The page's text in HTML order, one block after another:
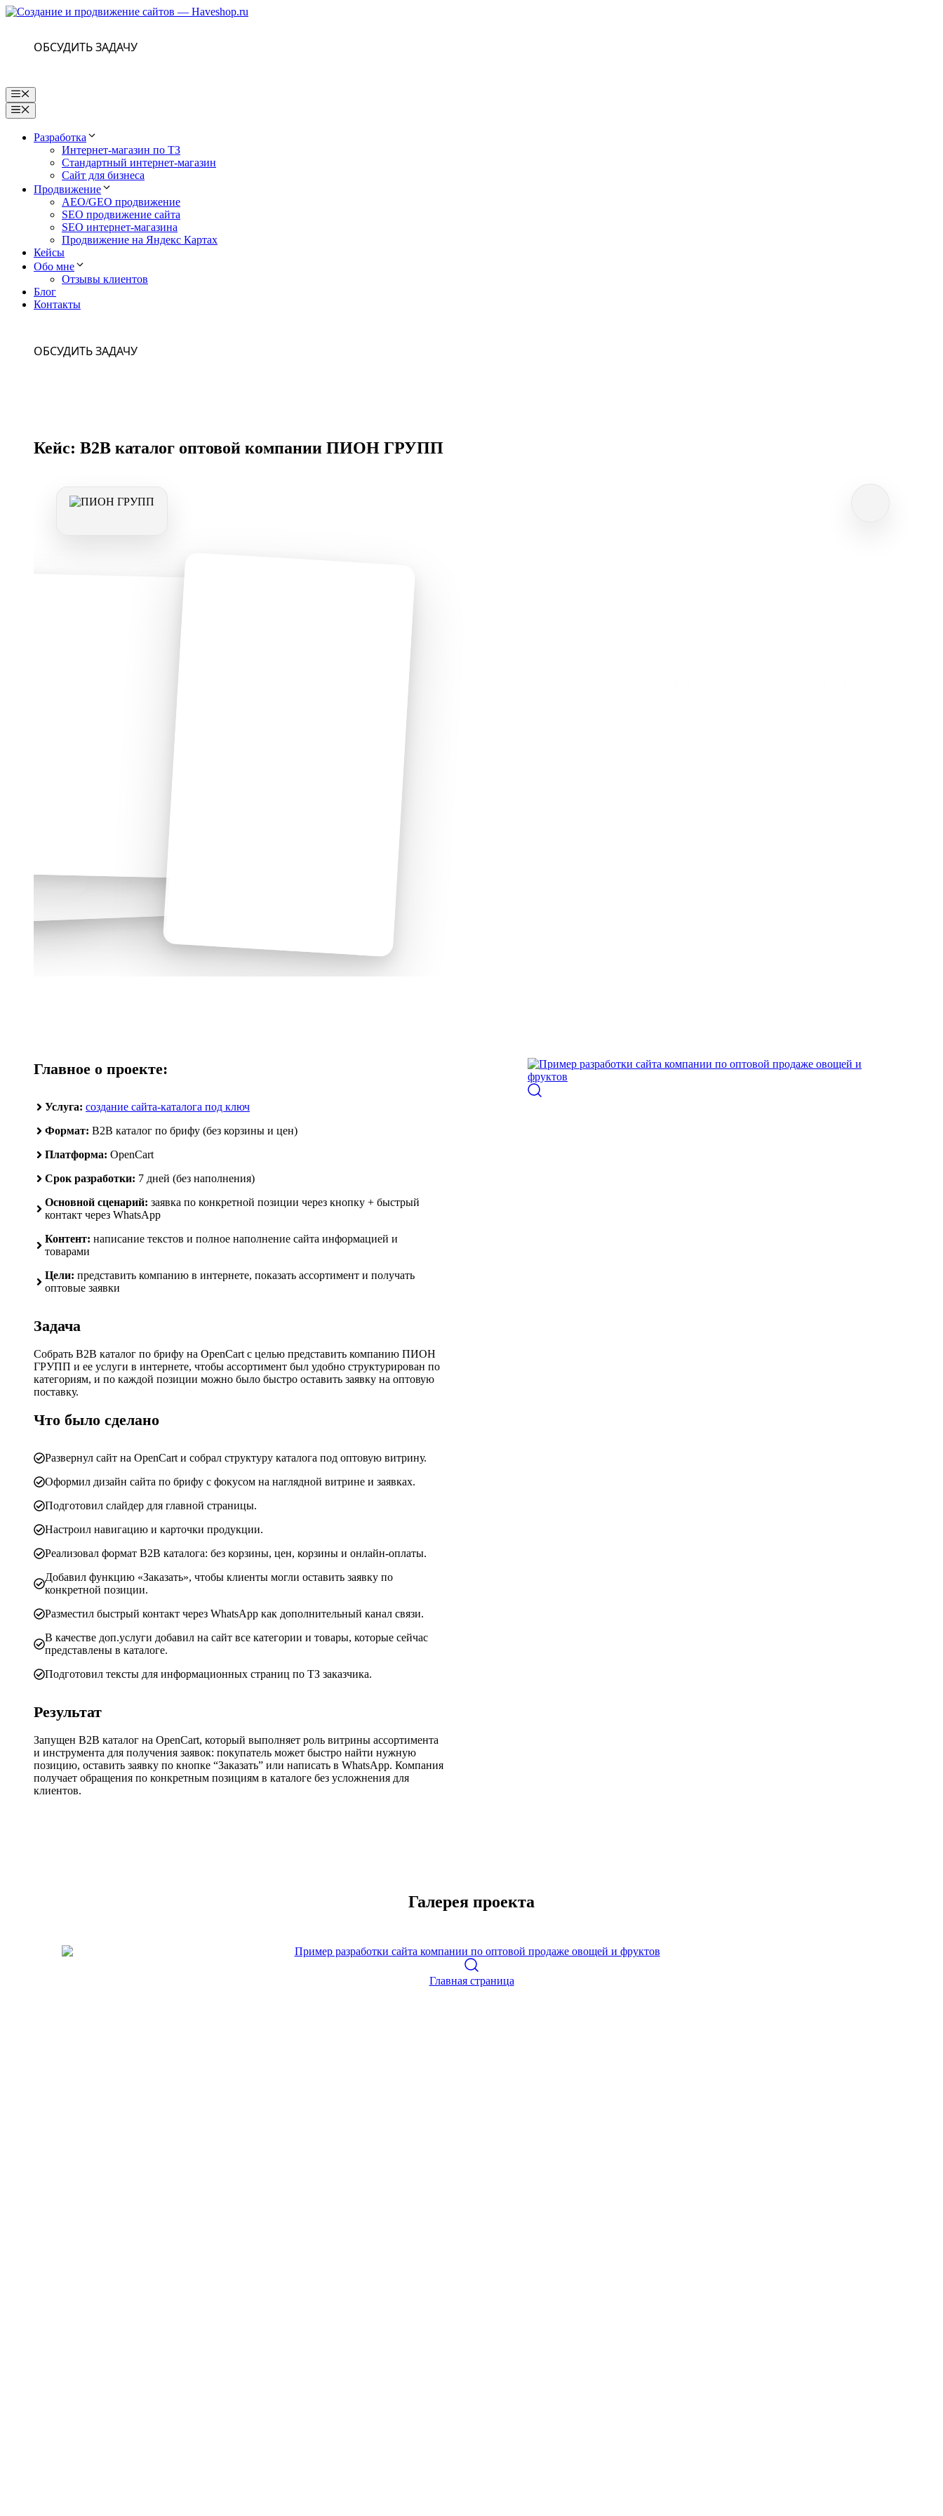
Перейти
ОБСУДИТЬ ЗАДАЧУ
Меню
Меню
Разработка
Интернет-магазин по ТЗ
Стандартный интернет-магазин
Сайт для бизнеса
Продвижение
AEO/GEO продвижение
SEO продвижение сайта
SEO интернет-магазина
Продвижение на Яндекс Картах
Кейсы
Обо мне
Отзывы клиентов
Блог
Контакты
ОБСУДИТЬ ЗАДАЧУ
Кейс: B2B каталог оптовой компании ПИОН ГРУПП
Главное о проекте:
Услуга: создание сайта-каталога под ключ
Формат: B2B каталог по брифу (без корзины и цен)
Платформа: OpenCart
Срок разработки: 7 дней (без наполнения)
Основной сценарий: заявка по конкретной позиции через кнопку + быстрый
контакт через WhatsApp
Контент: написание текстов и полное наполнение сайта информацией и
товарами
Цели: представить компанию в интернете, показать ассортимент и получать
оптовые заявки
Задача
Собрать B2B каталог по брифу на OpenCart с целью представить компанию ПИОН
ГРУПП и ее услуги в интернете, чтобы ассортимент был удобно структурирован по
категориям, и по каждой позиции можно было быстро оставить заявку на оптовую
поставку.
Что было сделано
Развернул сайт на OpenCart и собрал структуру каталога под оптовую витрину.
Оформил дизайн сайта по брифу с фокусом на наглядной витрине и заявках.
Подготовил слайдер для главной страницы.
Настроил навигацию и карточки продукции.
Реализовал формат B2B каталога: без корзины, цен, корзины и онлайн-оплаты.
Добавил функцию «Заказать», чтобы клиенты могли оставить заявку по
конкретной позиции.
Разместил быстрый контакт через WhatsApp как дополнительный канал связи.
В качестве доп.услуги добавил на сайт все категории и товары, которые сейчас
представлены в каталоге.
Подготовил тексты для информационных страниц по ТЗ заказчика.
Результат
Запущен B2B каталог на OpenCart, который выполняет роль витрины ассортимента
и инструмента для получения заявок: покупатель может быстро найти нужную
позицию, оставить заявку по кнопке “Заказать” или написать в WhatsApp. Компания
получает обращения по конкретным позициям в каталоге без усложнения для
клиентов.
Галерея проекта
Главная страница